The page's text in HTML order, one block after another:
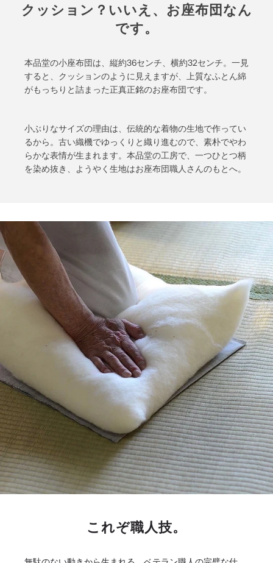
クッション？いいえ、お座布団なん
です。
本品堂の小座布団は、縦約36センチ、横約32センチ。一見
すると、クッションのように見えますが、上質なふとん綿
がもっちりと詰まった正真正銘のお座布団です。
小ぶりなサイズの理由は、伝統的な着物の生地で作ってい
るから。古い織機でゆっくりと織り進むので、素朴でやわ
らかな表情が生まれます。本品堂の工房で、一つひとつ柄
を染め抜き、ようやく生地はお座布団職人さんのもとへ。
これぞ職人技。